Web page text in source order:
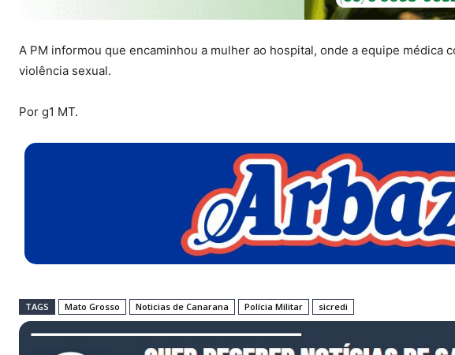
A PM informou que encaminhou a mulher ao hospital, onde a equipe médica
violência sexual.
Por g1 MT.
TAGS Mato Grosso Noticias de Canarana Polícia Militar sicredi